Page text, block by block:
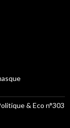
& Eco n°303